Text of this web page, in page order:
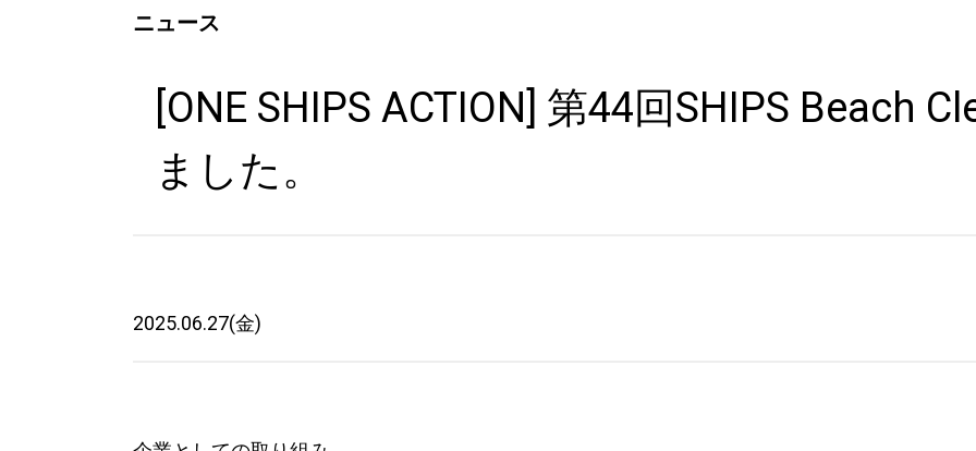
ニュース
[ONE SHIPS ACTION] 第44回SHIPS Beach
ました。
2025.06.27(金)